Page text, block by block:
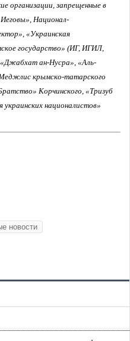
организации, запрещенные в
Национал-
«Украинская
государство» (ИГ, ИГИЛ,
ан-Нусра», «Аль-
крымско-татарского
Корчинского, «Тризуб
националистов»
новости